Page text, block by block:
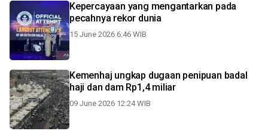
Kepercayaan yang mengantarkan pada
pecahnya rekor dunia
15 June 2026 6:46 WIB
Kemenhaj ungkap dugaan penipuan badal
haji dan dam Rp1,4 miliar
09 June 2026 12:24 WIB